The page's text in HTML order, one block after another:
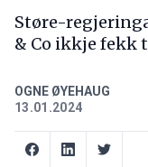
Støre-
& Co ikkje fekk
OGNE ØYEHAUG
13.01.2024